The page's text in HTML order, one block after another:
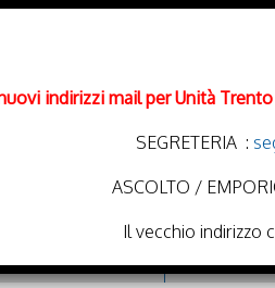
indirizzi mail per Unità
SEGRETERIA :
ASCOLTO /
Il vecchio indirizzo